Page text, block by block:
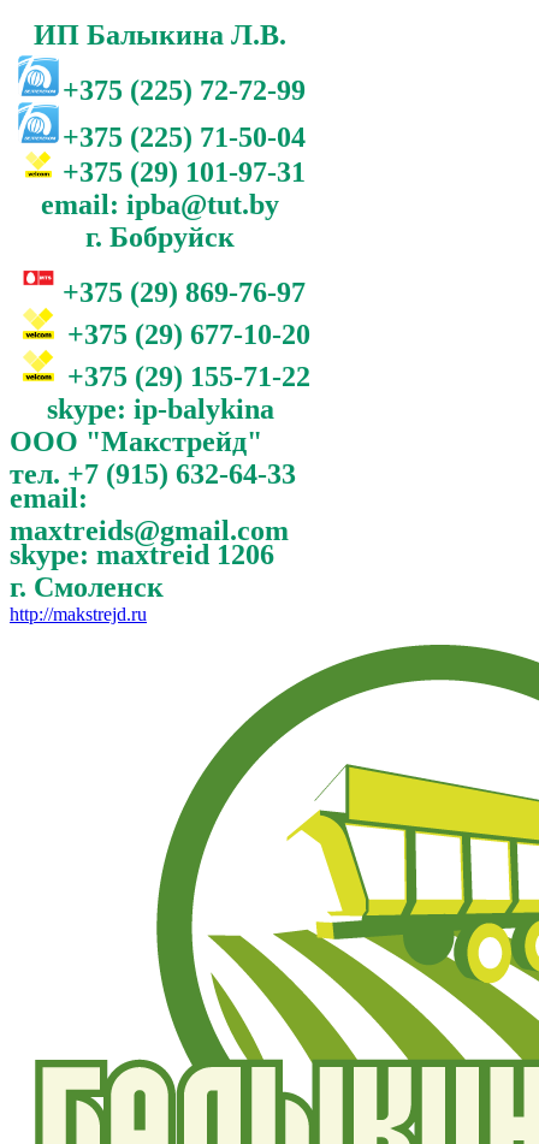
ИП Балыкина Л.В.
+375 (225) 72-72-99
+375 (225) 71-50-04
+375 (29) 101-97-31
email: ipba@tut.by
г. Бобруйск
+375 (29) 869-76-97
+375 (29) 677-10-20
+375 (29) 155-71-22
skype: ip-balykina
ООО "Макстрейд"
тел. +7 (915) 632-64-33
email:
maxtreids@gmail.com
skype: maxtreid 1206
г. Смоленск
http://makstrejd.ru